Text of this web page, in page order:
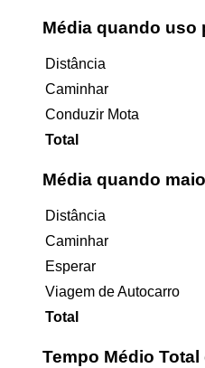
Média quando uso
Distância
Caminhar
Conduzir Mota
Total
Média quando
Distância
Caminhar
Esperar
Viagem de Autocarro
Total
Tempo Médio